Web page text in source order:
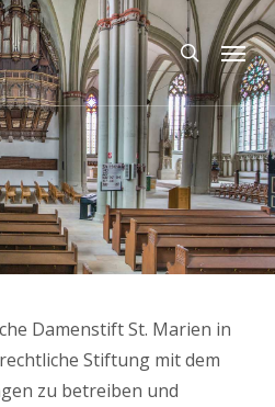
search
Menu
Damenstift St. Marien in
Stiftung mit dem
zu betreiben und